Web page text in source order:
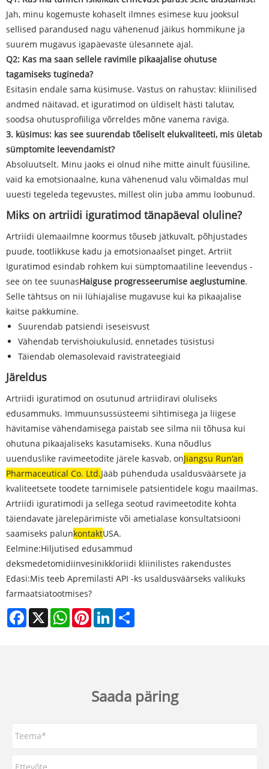
Jah, minu kogemuste kohaselt ilmnes esimese kuu jooksul
sellised parandused nagu vähenenud jäikus hommikune ja
suurem mugavus igapäevaste ülesannete ajal.
Q2: Kas ma saan sellele ravimile pikaajalise ohutuse
tagamiseks tugineda?
Esitasin endale sama küsimuse. Vastus on rahustav: kliinilised
andmed näitavad, et iguratimod on üldiselt hästi talutav,
soodsa ohutusprofiiliga võrreldes mõne vanema raviga.
3. küsimus: kas see suurendab tõeliselt elukvaliteeti, mis ületab
sümptomite leevendamist?
Absoluutselt. Minu jaoks ei olnud nihe mitte ainult füüsiline,
vaid ka emotsionaalne, kuna vähenenud valu võimaldas mul
uuesti tegeleda tegevustes, millest olin juba ammu loobunud.
Miks on artriidi iguratimod tänapäeval oluline?
Artriidi ülemaailmne koormus tõuseb jätkuvalt, põhjustades
puude, tootlikkuse kadu ja emotsionaalset pinget. Artriit
Iguratimod esindab rohkem kui sümptomaatiline leevendus -
see on tee suunasHaiguse progresseerumise aeglustumine.
Selle tähtsus on nii lühiajalise mugavuse kui ka pikaajalise
kaitse pakkumine.
Suurendab patsiendi iseseisvust
Vähendab tervishoiukulusid, ennetades tüsistusi
Täiendab olemasolevaid ravistrateegiaid
Järeldus
Artriidi iguratimod on osutunud artriidiravi oluliseks
edusammuks. Immuunsussüsteemi sihtimisega ja liigese
hävitamise vähendamisega paistab see silma nii tõhusa kui
ohutuna pikaajaliseks kasutamiseks. Kuna nõudlus
uuenduslike ravimeetodite järele kasvab, onJiangsu Run'an
Pharmaceutical Co. Ltd.Jääb pühenduda usaldusväärsete ja
kvaliteetsete toodete tarnimisele patsientidele kogu maailmas.
Artriidi iguratimodi ja sellega seotud ravimeetodite kohta
täiendavate järelepärimiste või ametialase konsultatsiooni
saamiseks palunkontaktUSA.
Eelmine:Hiljutised edusammud
deksmedetomidiinvesinikkloriidi kliinilistes rakendustes
Edasi:Mis teeb Apremilasti API -ks usaldusväärseks valikuks
farmaatsiatootmises?
Facebook
X WhatsAppPinterestLinkedIn
Saada päring